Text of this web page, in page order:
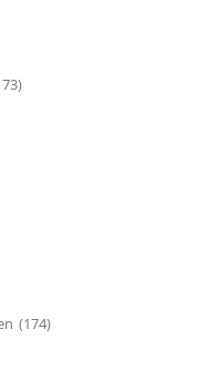
(174)